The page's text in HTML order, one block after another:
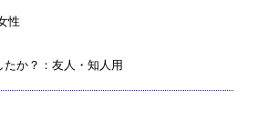
性
たか？：友人・知人用